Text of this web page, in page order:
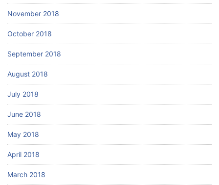
November 2018
October 2018
September 2018
August 2018
July 2018
June 2018
May 2018
April 2018
March 2018